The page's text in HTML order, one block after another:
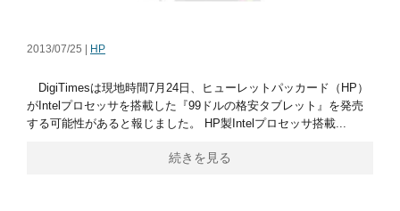
2013/07/25 | HP
DigiTimesは現地時間7月24日、ヒューレットパッカード（HP）
がIntelプロセッサを搭載した『99ドルの格安タブレット』を発売
する可能性があると報じました。 HP製Intelプロセッサ搭載...
続きを見る